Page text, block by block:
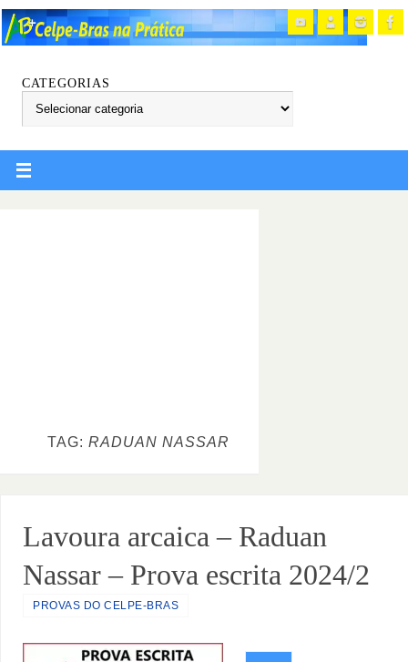
CATEGORIAS
TAG: RADUAN NASSAR
Lavoura arcaica – Raduan
Nassar – Prova escrita 2024/2
PROVAS DO CELPE-BRAS